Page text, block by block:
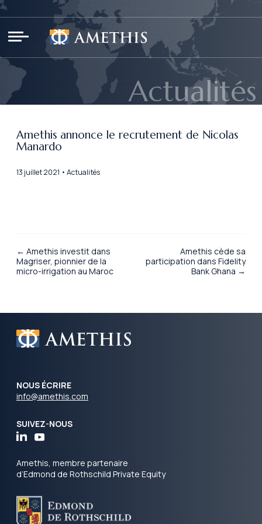
Actualités
Amethis annonce le recrutement de Nicolas
Manardo
13 juillet 2021 • Actualités
← Amethis investit dans
Magriser, pionnier de la
micro-irrigation au Maroc
Amethis cède sa
participation dans Fidelity
Bank Ghana →
NOUS ÉCRIRE
info@amethis.com
SUIVEZ-NOUS
Amethis, membre partenaire
d’Edmond de Rothschild Private Equity
Panneau de gestion des cookies